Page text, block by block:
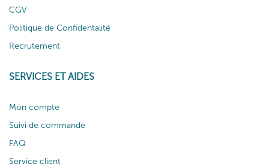
CGV
Politique de Confidentalité
Recrutement
SERVICES ET AIDES
Mon compte
Suivi de commande
FAQ
Service client